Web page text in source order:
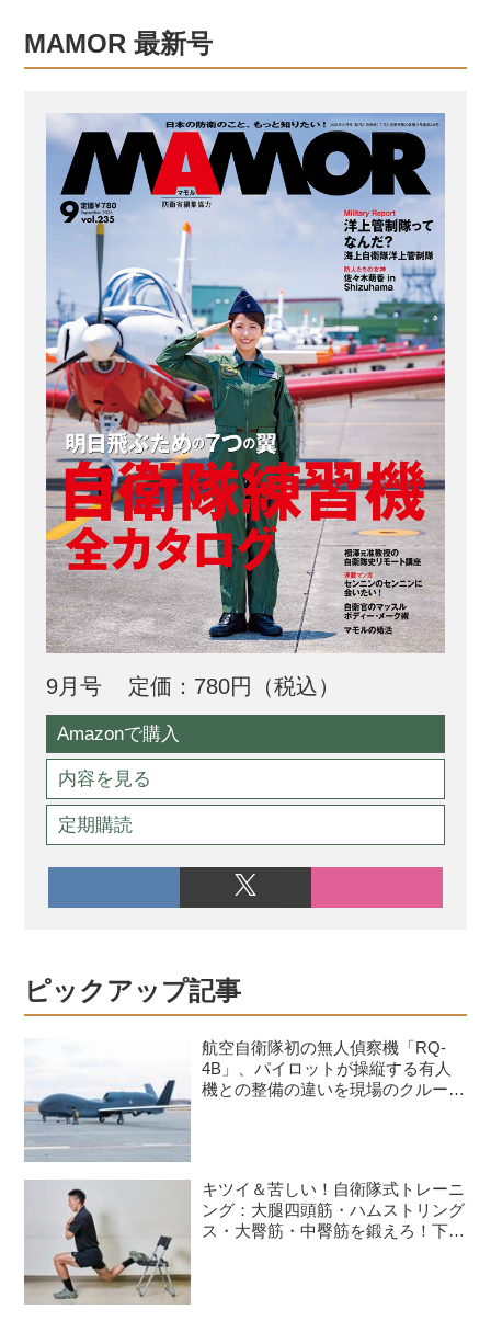
隊が発足して以来、他国が、日本の領
空に侵入したことは49件、領海への侵
（2025年2月28日時点）。 そこで、守
りたい私たちの国＝領域について改め
て基本を知るために、日本の領域に関
わる、過去に起こった主な事件・事案
を紹介しよう。 （注）『海上保安レポ
ート 2024年版』（海上保安庁刊）より
緊急発進したパイロット...
MAMOR 最新号
9月号 定価：780円（税込）
Amazonで購入
内容を見る
定期購読
ピックアップ記事
航空自衛隊初の無人偵察機「RQ-
4B」、パイロットが操縦する有人
機との整備の違いを現場のクルーが
キツイ＆苦しい！自衛隊式トレーニ
ング：大腿四頭筋・ハムストリング
ス・大臀筋・中臀筋を鍛えろ！下半